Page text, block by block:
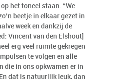
het toneel staan. “We
beetje in elkaar gezet in
week en dankzij de
Vincent van den Elshout]
erg veel ruimte gekregen
te volgen en alle
die in ons opkwamen er in
dat is natuurlijk leuk, dan